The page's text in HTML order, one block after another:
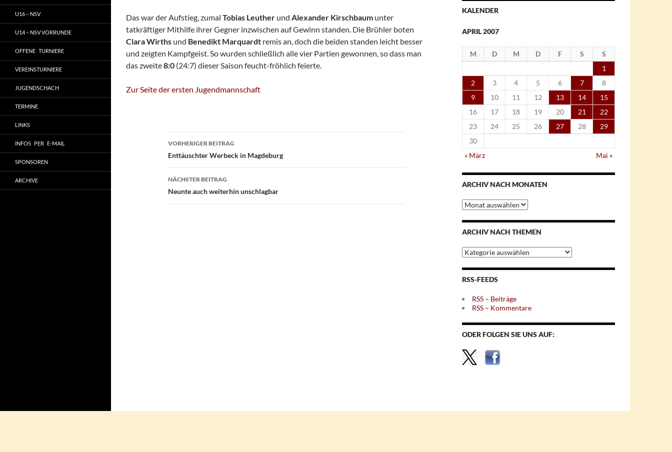
Das war der Aufstieg, zumal Tobias Leuther und Alexander Kirschbaum unter
tatkräftiger Mithilfe ihrer Gegner inzwischen auf Gewinn standen. Die Brühler boten
Clara Wirths und Benedikt Marquardt remis an, doch die beiden standen leicht besser
und zeigten Kampfgeist. So wurden schließlich alle vier Partien gewonnen, so dass man
das zweite8:0 (24:7) dieser Saison feucht-fröhlich feierte.
Zur Seite der ersten Jugendmannschaft
Beitragsnavigation
VORHERIGER BEITRAG
Enttäuschter Werbeck in Magdeburg
NÄCHSTER BEITRAG
Neunte auch weiterhin unschlagbar
KALENDER
APRIL 2007
M D M D F S
S
1
2
3 4 5 6 7
8
9
10 11 12 13 14
15
16
17 18 19 20 21
22
23
24 25 26 27 28
29
30
« März
Mai »
ARCHIV NACH MONATEN
Archiv
nach
Monaten
ARCHIV NACH THEMEN
Archiv
nach
Themen
RSS-FEEDS
RSS – Beiträge
RSS – Kommentare
ODER FOLGEN SIE UNS AUF:
U16 – NSV
U14 – NSV VORRUNDE
OFFENE TURNIERE
VEREINSTURNIERE
JUGENDSCHACH
TERMINE
LINKS
INFOS PER E-MAIL
SPONSOREN
ARCHIVE